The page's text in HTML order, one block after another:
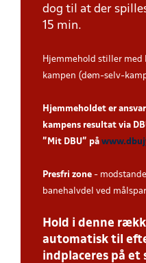
dog til at der
15 min.
Hjemmehold stiller
kampen (døm-selv-
Hjemmeholdet er
kampens resultat via
”Mit DBU” på
Presfri zone -
banehalvdel ved
Hold i denne
automatisk til
indplaceres på et